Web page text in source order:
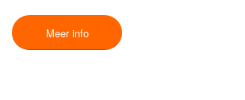
Meer info